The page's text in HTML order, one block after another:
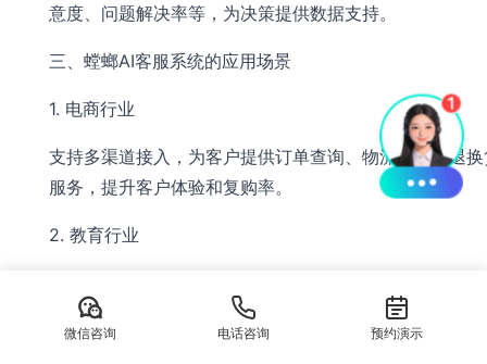
意度、问题解决率等，为决策提供数据支持。
三、螳螂AI客服系统的应用场景
1. 电商行业
支持多渠道接入，为客户提供订单查询、物流跟踪、退
服务，提升客户体验和复购率。
2. 教育行业
题，提高招生效率。
微信咨询 电话咨询 预约演示